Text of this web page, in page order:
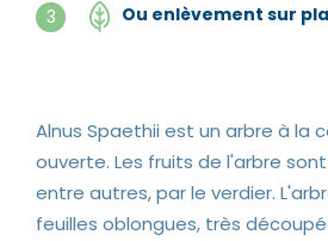
3 Ou enlèvement sur
Alnus Spaethii est un arbre à la
ouverte. Les fruits de l'arbre
entre autres, par le verdier.
feuilles oblongues, très